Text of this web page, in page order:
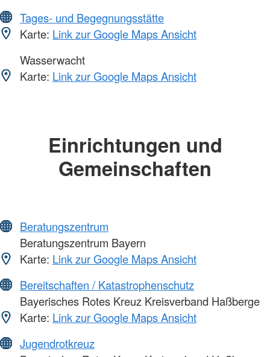
Tages- und Begegnungsstätte
Karte: Link zur Google Maps Ansicht
Wasserwacht
Karte: Link zur Google Maps Ansicht
Einrichtungen und
Gemeinschaften
Beratungszentrum
Beratungszentrum Bayern
Karte: Link zur Google Maps Ansicht
Bereitschaften / Katastrophenschutz
Bayerisches Rotes Kreuz Kreisverband Haßberge
Karte: Link zur Google Maps Ansicht
Jugendrotkreuz